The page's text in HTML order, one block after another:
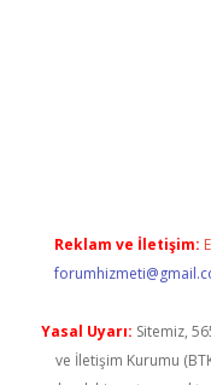
Reklam ve İletişim:
Yasal Uyarı: Sitemiz,
ve İletişim Kurumu